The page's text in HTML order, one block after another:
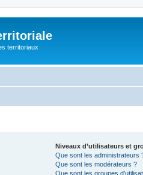
territoriaux
Niveaux d’utilisateurs et
Que sont les administrateurs
Que sont les modérateurs ?
Que sont les groupes